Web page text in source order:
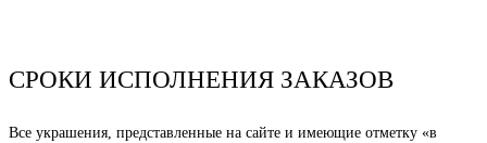
СРОКИ ИСПОЛНЕНИЯ ЗАКАЗОВ
Все украшения, представленные на сайте и имеющие отметку «в